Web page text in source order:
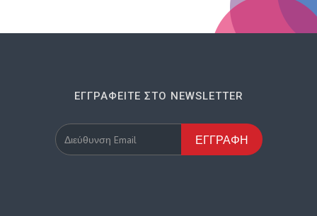
ΕΓΓΡΑΦΕΊΤΕ ΣΤΟ NEWSLETTER
ΕΓΓΡΑΦΉ